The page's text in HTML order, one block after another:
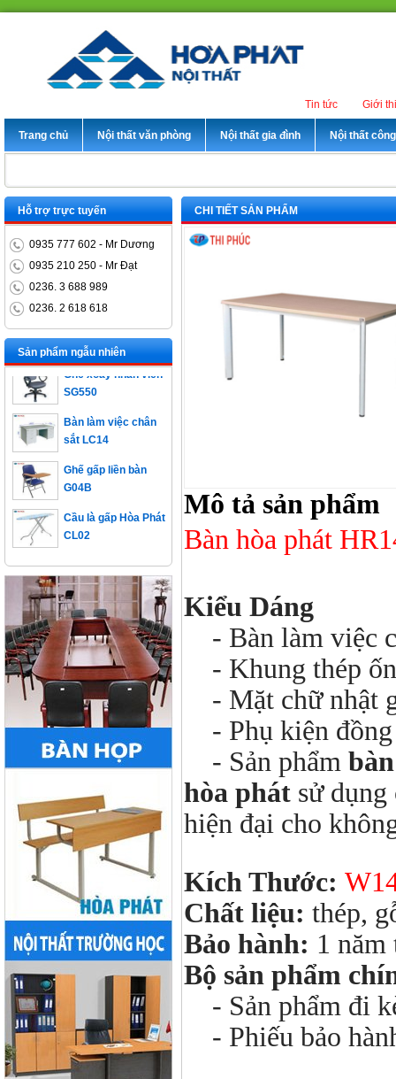
Giới
Tin tức
Trang chủ Nội thất văn phòng Nội thất gia đình Nội thất
CHI TIẾT SẢN PHẨM
Mô tả sản phẩm
Bàn hòa phát
Kiểu Dáng
- Bàn làm việc
- Khung thép
- Mặt chữ nhật
- Phụ kiện đồng
- Sản phẩm
hòa phát sử
hiện đại cho
Kích Thước:
Chất liệu: thép,
Bảo hành: 1 năm
Bộ sản phẩm
- Sản phẩm đi
- Phiếu bảo
Hỗ trợ trực tuyến
0935 777 602 - Mr Dương
0935 210 250 - Mr Đạt
0236. 3 688 989
0236. 2 618 618
Sản phẩm ngẫu nhiên
Bàn trưởng phòng
ET1400D
Ghế xoay nhân viên
SG550
sắt LC14
G04B
CL02